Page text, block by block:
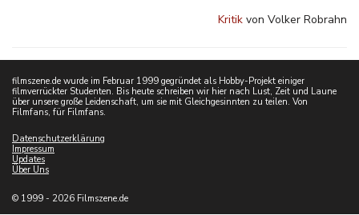
Kritik von Volker Robrahn
filmszene.de wurde im Februar 1999 gegründet als Hobby-Projekt einiger
filmverrückter Studenten. Bis heute schreiben wir hier nach Lust, Zeit und Laune
über unsere große Leidenschaft, um sie mit Gleichgesinnten zu teilen. Von
Filmfans, für Filmfans.
Datenschutzerklärung
Impressum
Updates
Über Uns
© 1999 - 2026 Filmszene.de